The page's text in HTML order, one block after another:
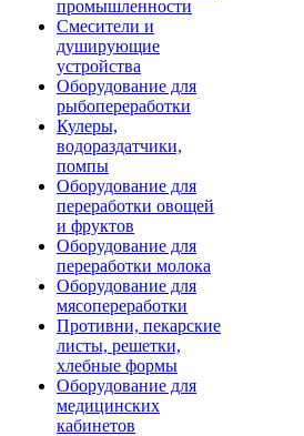
промышленности
Смесители и
душирующие
устройства
Оборудование для
рыбопереработки
Кулеры,
водораздатчики,
помпы
Оборудование для
переработки овощей
и фруктов
Оборудование для
переработки молока
Оборудование для
мясопереработки
Противни, пекарские
листы, решетки,
хлебные формы
Оборудование для
медицинских
кабинетов